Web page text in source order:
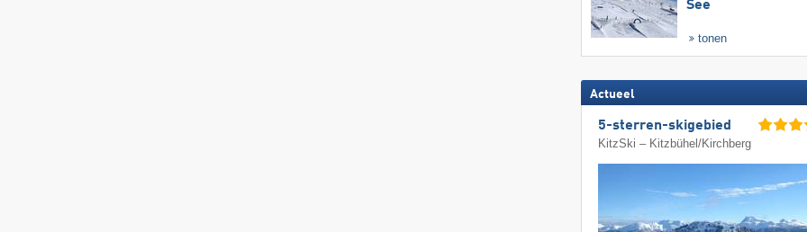
See
tonen
Actueel
5-sterren-skigebied
KitzSki – Kitzbühel/​Kirchberg